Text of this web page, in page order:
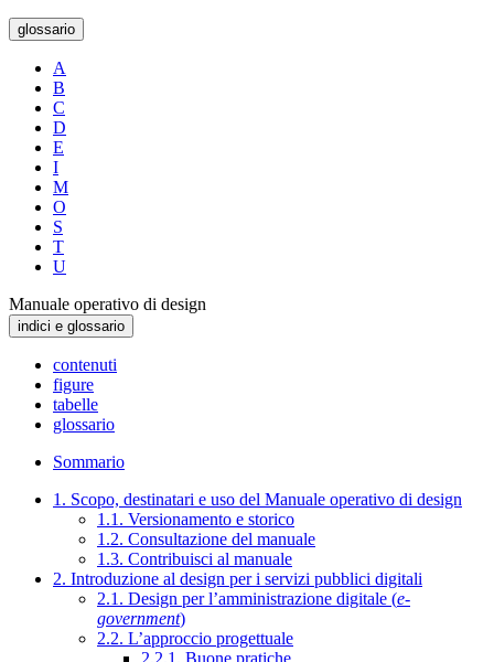
glossario
A
B
C
D
E
I
M
O
S
T
U
Manuale operativo di design
indici e glossario
contenuti
figure
tabelle
glossario
Sommario
1. Scopo, destinatari e uso del Manuale operativo di design
1.1. Versionamento e storico
1.2. Consultazione del manuale
1.3. Contribuisci al manuale
2. Introduzione al design per i servizi pubblici digitali
2.1. Design per l’amministrazione digitale (e-
government)
2.2. L’approccio progettuale
2.2.1. Buone pratiche